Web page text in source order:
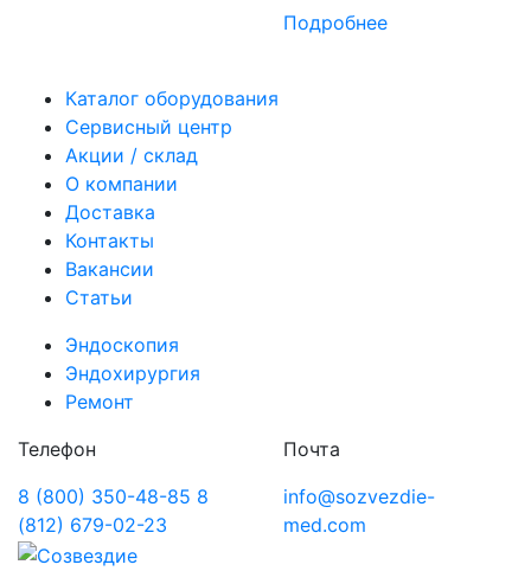
Подробнее
Каталог оборудования
Сервисный центр
Акции / склад
О компании
Доставка
Контакты
Вакансии
Статьи
Эндоскопия
Эндохирургия
Ремонт
Телефон
8 (800) 350-48-85 8
(812) 679-02-23
Почта
info@sozvezdie-
med.com